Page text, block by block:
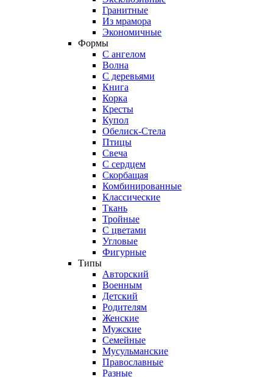
Гранитные
Из мрамора
Экономичные
Формы
С ангелом
Волна
С деревьями
Книга
Корка
Кресты
Купол
Обелиск-Стела
Птицы
Свеча
С сердцем
Скорбащая
Комбинированные
Классические
Ткань
Тройные
С цветами
Угловые
Фигурные
Типы
Авторский
Военным
Детский
Родителям
Женские
Мужские
Семейные
Мусульманские
Православные
Разные